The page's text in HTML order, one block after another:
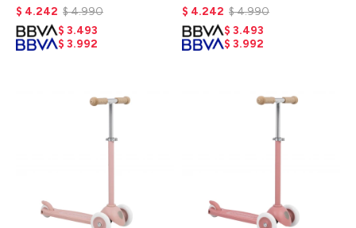
$ 4.242 $4.990
$ 3.493
$ 3.992
$ 4.242 $4.990
$ 3.493
$ 3.992